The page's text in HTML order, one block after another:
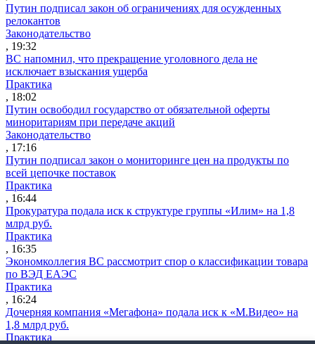
Путин подписал закон об ограничениях для осужденных
релокантов
Законодательство
, 19:32
ВС напомнил, что прекращение уголовного дела не
исключает взыскания ущерба
Практика
, 18:02
Путин освободил государство от обязательной оферты
миноритариям при передаче акций
Законодательство
, 17:16
Путин подписал закон о мониторинге цен на продукты по
всей цепочке поставок
Практика
, 16:44
Прокуратура подала иск к структуре группы «Илим» на 1,8
млрд руб.
Практика
, 16:35
Экономколлегия ВС рассмотрит спор о классификации товара
по ВЭД ЕАЭС
Практика
, 16:24
Дочерняя компания «Мегафона» подала иск к «М.Видео» на
1,8 млрд руб.
Практика